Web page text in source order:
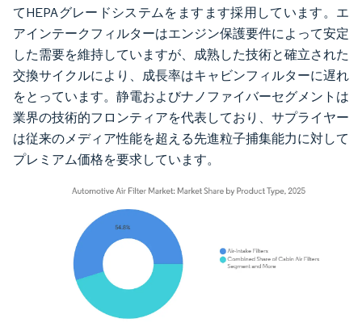
てHEPAグレードシステムをますます採用しています。エ
アインテークフィルターはエンジン保護要件によって安定
した需要を維持していますが、成熟した技術と確立された
交換サイクルにより、成長率はキャビンフィルターに遅れ
をとっています。静電およびナノファイバーセグメントは
業界の技術的フロンティアを代表しており、サプライヤー
は従来のメディア性能を超える先進粒子捕集能力に対して
プレミアム価格を要求しています。